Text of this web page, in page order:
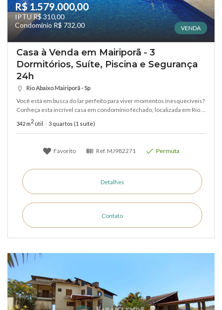
R$ 1.579.000,00
IPTU R$ 310,00
Condomínio R$ 732,00
VENDA
Casa à Venda em Mairiporã - 3
Dormitórios, Suíte, Piscina e Segurança
24h
Rio Abaixo Mairiporã - Sp
Você está em busca do lar perfeito para viver momentos inesquecíveis?
Conheça esta incrível casa em condomínio fechado, localizada em Rio ...
342 m2 útil 3 quartos (1 suíte)
Favorito Ref. MJ982271 Permuta
Detalhes
Contato